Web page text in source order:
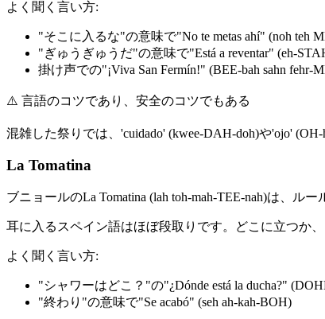
よく聞く言い方:
"そこに入るな"の意味で"No te metas ahí" (noh teh
"ぎゅうぎゅうだ"の意味で"Está a reventar" (eh-
掛け声での"¡Viva San Fermín!" (BEE-bah sahn fehr-
⚠️ 言語のコツであり、安全のコツでもある
混雑した祭りでは、'cuidado' (kwee-DAH-doh)や'ojo'
La Tomatina
ブニョールのLa Tomatina (lah toh-mah-TEE-nah)は、
耳に入るスペイン語はほぼ段取りです。どこに立つか
よく聞く言い方:
"シャワーはどこ？"の"¿Dónde está la ducha?"
"終わり"の意味で"Se acabó" (seh ah-kah-BOH)